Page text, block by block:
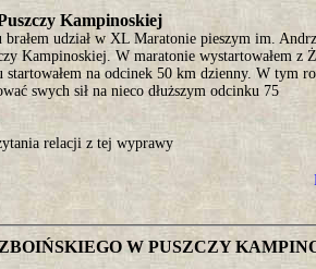
Kampinoskiej
udział w XL Maratonie pieszym im.
Kampinoskiej. W maratonie wystartowałem z
startowałem na odcinek 50 km dzienny. W tym
swych sił na nieco dłuższym odcinku 75
relacji z tej wyprawy
W PUSZCZY